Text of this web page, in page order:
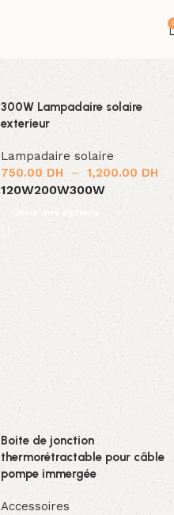
300W Lampadaire solaire
exterieur
Lampadaire solaire
750.00 DH – 1,200.00 DH
120W200W300W
Choix des options
Boite de jonction
thermorétractable pour câble
pompe immergée
Accessoires